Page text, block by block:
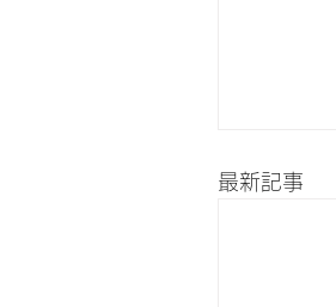
最新記事